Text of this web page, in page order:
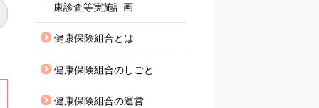
康診査等実施計画
健康保険組合とは
健康保険組合のしごと
健康保険組合の運営